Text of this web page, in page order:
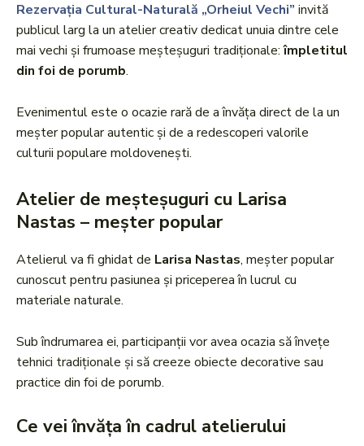
Rezervația Cultural-Naturală „Orheiul Vechi” invită
publicul larg la un atelier creativ dedicat unuia dintre cele
mai vechi și frumoase meșteșuguri tradiționale:împletitul
din foi de porumb.
Evenimentul este o ocazie rară de a învăța direct de la un
meșter popular autentic și de a redescoperi valorile
culturii populare moldovenești.
Atelier de meșteșuguri cu Larisa
Nastas – meșter popular
Atelierul va fi ghidat de Larisa Nastas, meșter popular
cunoscut pentru pasiunea și priceperea în lucrul cu
materiale naturale.
Sub îndrumarea ei, participanții vor avea ocazia să învețe
tehnici tradiționale și să creeze obiecte decorative sau
practice din foi de porumb.
Ce vei învăța în cadrul atelierului